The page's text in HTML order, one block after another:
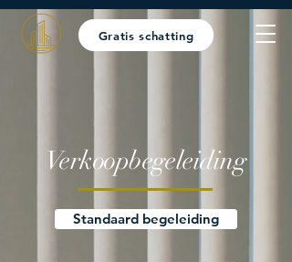
Gratis schatting
Verkoopbegeleiding
Standaard begeleiding